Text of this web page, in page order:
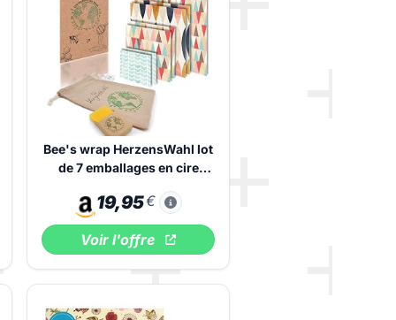
Bee's wrap HerzensWahl lot
de 7 emballages en cire
19,95€
Voir l'offre